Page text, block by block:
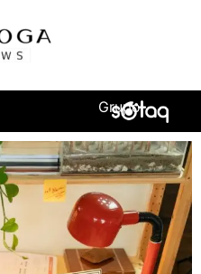
Grupo